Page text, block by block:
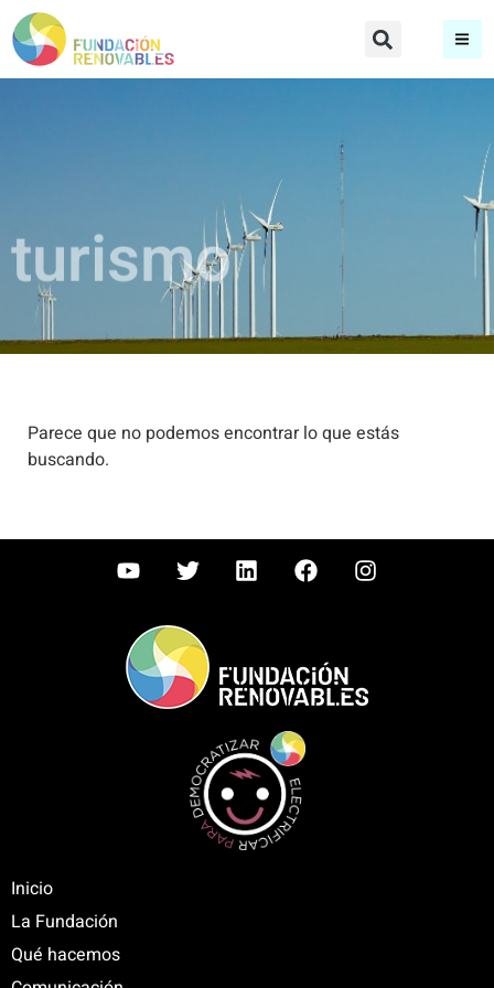
turismo
Parece que no podemos encontrar lo que estás
buscando.
Inicio
La Fundación
Qué hacemos